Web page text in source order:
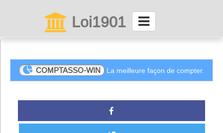
Loi1901
Connexion
Abonnez-vous à LettrAsso
Menu général
COMPTASSO-WIN La meilleure façon de compter.